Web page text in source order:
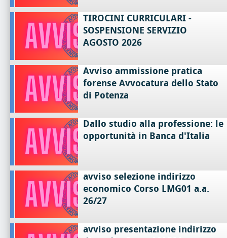
TIROCINI CURRICULARI -
SOSPENSIONE SERVIZIO
AGOSTO 2026
Avviso ammissione pratica
forense Avvocatura dello Stato
di Potenza
Dallo studio alla professione: le
opportunità in Banca d'Italia
avviso selezione indirizzo
economico Corso LMG01 a.a.
26/27
avviso presentazione indirizzo